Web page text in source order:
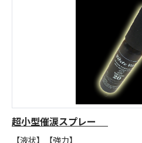
超小型催涙スプレー
【液状】【強力】